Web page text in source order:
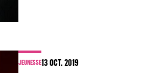
JEUNESSE13OCT. 2019